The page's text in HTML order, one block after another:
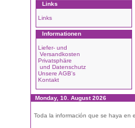
Links
Links
Informationen
Liefer- und
Versandkosten
Privatsphäre
und Datenschutz
Unsere AGB's
Kontakt
Monday, 10. August 2026
Toda la información que se haya en